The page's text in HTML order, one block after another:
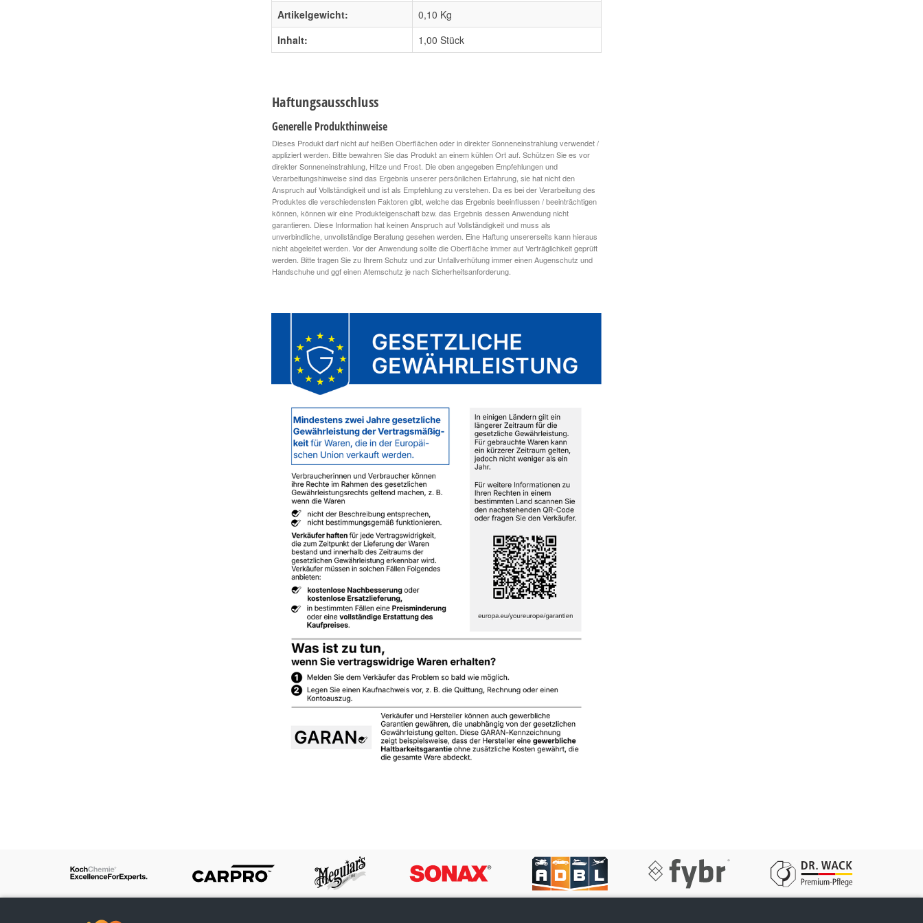
Artikelgewicht:
0,10 Kg
Inhalt:
1,00 Stück
Haftungsausschluss
Generelle Produkthinweise
Dieses Produkt darf nicht auf heißen Oberflächen oder in direkter Sonneneinstrahlung verwendet /
appliziert werden. Bitte bewahren Sie das Produkt an einem kühlen Ort auf. Schützen Sie es vor
direkter Sonneneinstrahlung, Hitze und Frost. Die oben angegeben Empfehlungen und
Verarbeitungshinweise sind das Ergebnis unserer persönlichen Erfahrung, sie hat nicht den
Anspruch auf Vollständigkeit und ist als Empfehlung zu verstehen. Da es bei der Verarbeitung des
Produktes die verschiedensten Faktoren gibt, welche das Ergebnis beeinflussen / beeinträchtigen
können, können wir eine Produkteigenschaft bzw. das Ergebnis dessen Anwendung nicht
garantieren. Diese Information hat keinen Anspruch auf Vollständigkeit und muss als
unverbindliche, unvollständige Beratung gesehen werden. Eine Haftung unsererseits kann hieraus
nicht abgeleitet werden. Vor der Anwendung sollte die Oberfläche immer auf Verträglichkeit geprüft
werden. Bitte tragen Sie zu Ihrem Schutz und zur Unfallverhütung immer einen Augenschutz und
Handschuhe und ggf einen Atemschutz je nach Sicherheitsanforderung.